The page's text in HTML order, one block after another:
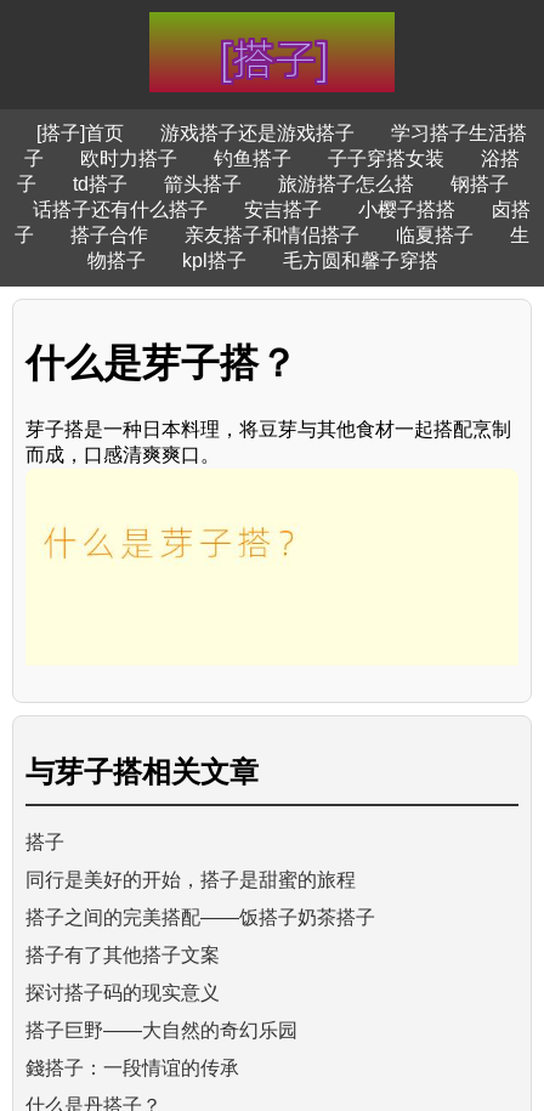
[搭子]首页 游戏搭子还是游戏搭子
学习搭子生活搭
子
欧时力搭子 钓鱼搭子 子子穿搭女装
浴搭
子
td搭子 箭头搭子 旅游搭子怎么搭
钢搭子
话搭子还有什么搭子
安吉搭子 小樱子搭搭
卤搭
子
搭子合作 亲友搭子和情侣搭子 临夏搭子
生
物搭子
kpl搭子 毛方圆和馨子穿搭
什么是芽子搭？
芽子搭是一种日本料理，将豆芽与其他食材一起搭配烹制
而成，口感清爽爽口。
与芽子搭相关文章
搭子
同行是美好的开始，搭子是甜蜜的旅程
搭子之间的完美搭配——饭搭子奶茶搭子
搭子有了其他搭子文案
探讨搭子码的现实意义
搭子巨野——大自然的奇幻乐园
錢搭子：一段情谊的传承
什么是丹搭子？